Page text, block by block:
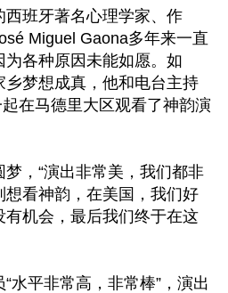
班牙著名心理学家、作
Miguel Gaona多年来一直
各种原因未能如愿。如
梦想成真，他和电台主持
在马德里大区观看了神韵演
，“演出非常美，我们都非
看神韵，在美国，我们好
有机会，最后我们终于在这
水平非常高，非常棒”，演出